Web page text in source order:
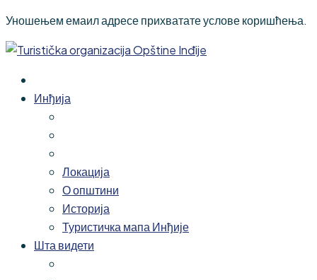
Уношењем емаил адресе прихватате услове коришћења.
Инђија
Локација
О општини
Историја
Туристичка мапа Инђије
Шта видети